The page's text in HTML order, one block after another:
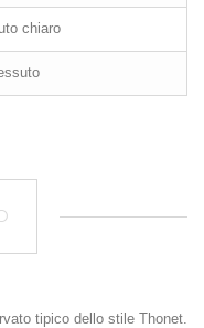
chiaro
tipico dello stile Thonet.